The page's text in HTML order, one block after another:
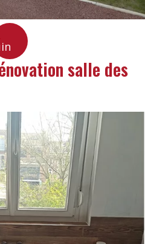
salle des